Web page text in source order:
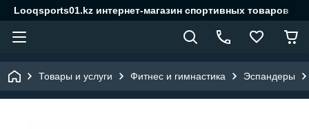
Looqsports01.kz интернет-магазин спортивных товаров
Товары и услуги Фитнес и гимнастика Эспандеры